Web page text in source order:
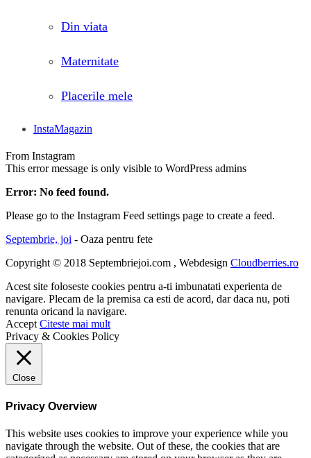
Din viata
Maternitate
Placerile mele
InstaMagazin
From Instagram
This error message is only visible to WordPress admins
Error: No feed found.
Please go to the Instagram Feed settings page to create a feed.
Septembrie, joi - Oaza pentru fete
Copyright © 2018 Septembriejoi.com , Webdesign Cloudberries.ro
Acest site foloseste cookies pentru a-ti imbunatati experienta de
navigare. Plecam de la premisa ca esti de acord, dar daca nu, poti
renunta oricand la navigare.
Accept Citeste mai mult
Privacy & Cookies Policy
Close
Privacy Overview
This website uses cookies to improve your experience while you
navigate through the website. Out of these, the cookies that are